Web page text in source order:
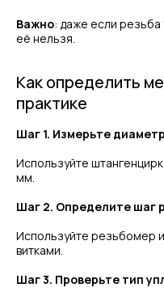
Важно: даже если резьба
её нельзя.
Как определить
практике
Шаг 1. Измерьте диаметр
Используйте
мм.
Шаг 2. Определите шаг
Используйте резьбомер
витками.
Шаг 3. Проверьте тип